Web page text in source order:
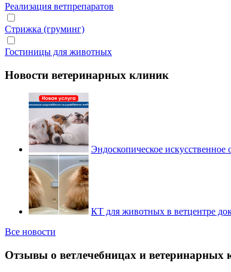
Реализация ветпрепаратов
Стрижка (груминг)
Гостиницы для животных
Новости ветеринарных клиник
Эндоскопическое
КТ для животных в ветцентре
Все новости
Отзывы о ветлечебницах и ветеринарных